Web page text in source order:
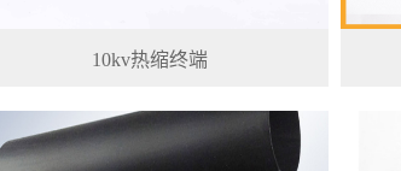
10kv热缩终端